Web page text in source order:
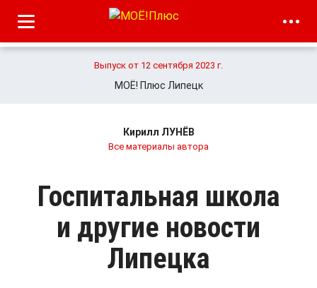
Выпуск от 12 сентября 2023 г.
МОЁ! Плюс Липецк
Кирилл ЛУНЁВ
Все материалы автора
Госпитальная школа
и другие новости
Липецка